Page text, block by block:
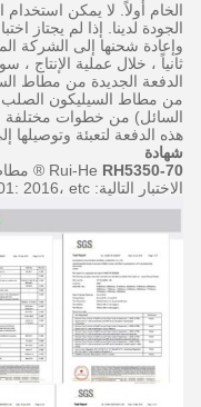
الخام أولاً. لا يمكن استخدام
الجودة لدينا. إذا لم يجتاز
وإعادة شحنها إلى الشركة
ثانياً ، خلال عملية الإنتاج ،
الدفعة الجديدة من مطاط
من مطاط السيليكون
السائل) من خطوات مختلفة
هذه الدفعة لتعبئة وتوصيلها
شهادة
Rui-He RH5350-70
®
الاختبار التالية: RoHS، FDA، REACH، PAHS، ISO9001: 2016، etc.